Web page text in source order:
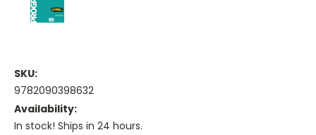
SKU:
9782090398632
Availability:
In stock! Ships in 24 hours.